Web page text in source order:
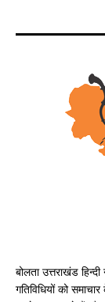
बोलता उत्तराखंड
गतिविधियों को